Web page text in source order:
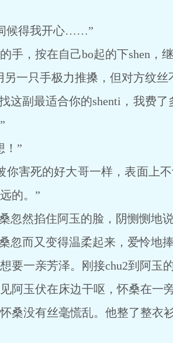
得我开心……”
，按在自己bo起的下shen，继
一只手极力推搡，但对方纹丝
副最适合你的shenti，我费了
”
害死的好大哥一样，表面上不
的。”
然掐住阿玉的脸，阴恻恻地说
又变得温柔起来，爱怜地捧
一亲芳泽。刚接chu2到阿玉的
玉伏在床边干呕，怀桑在一旁
没有丝毫慌乱。他整了整衣